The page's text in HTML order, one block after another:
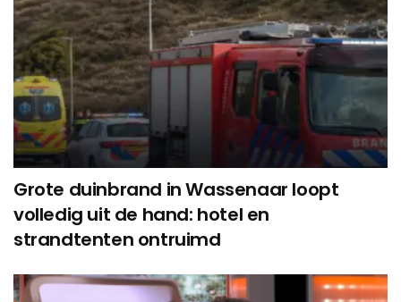
Grote duinbrand in Wassenaar loopt
volledig uit de hand: hotel en
strandtenten ontruimd